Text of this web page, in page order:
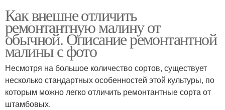
Как внешне отличить
ремонтантную малину от
обычной. Описание ремонтантной
малины с фото
Несмотря на большое количество сортов, существует
несколько стандартных особенностей этой культуры, по
которым можно легко отличить ремонтантные сорта от
штамбовых.